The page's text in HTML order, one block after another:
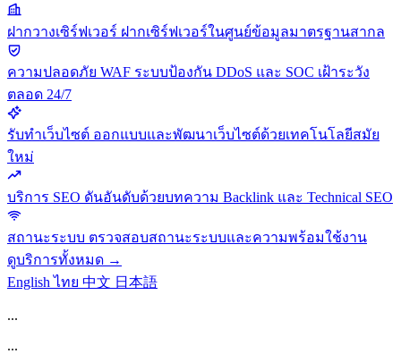
ฝากวางเซิร์ฟเวอร์ ฝากเซิร์ฟเวอร์ในศูนย์ข้อมูลมาตรฐานสากล
ความปลอดภัย WAF ระบบป้องกัน DDoS และ SOC เฝ้าระวัง
ตลอด 24/7
รับทำเว็บไซต์ ออกแบบและพัฒนาเว็บไซต์ด้วยเทคโนโลยีสมัย
ใหม่
บริการ SEO ดันอันดับด้วยบทความ Backlink และ Technical SEO
สถานะระบบ ตรวจสอบสถานะระบบและความพร้อมใช้งาน
ดูบริการทั้งหมด →
Englishไทย 中文 日本語
...
...